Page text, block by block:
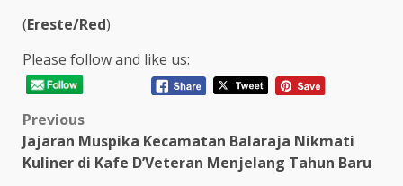
(Ereste/Red)
Please follow and like us:
Post
navigation
Previous
Jajaran Muspika Kecamatan Balaraja Nikmati
Kuliner di Kafe D’Veteran Menjelang Tahun Baru